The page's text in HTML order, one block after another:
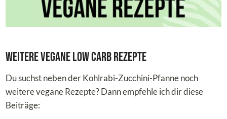
Weitere vegane Low Carb Rezepte
Du suchst neben der Kohlrabi-Zucchini-Pfanne noch
weitere vegane Rezepte? Dann empfehle ich dir diese
Beiträge: